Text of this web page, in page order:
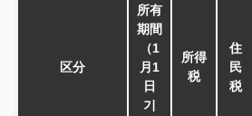
区分
所有
期間
（1
月1
日
기
所得
税
住
民
税